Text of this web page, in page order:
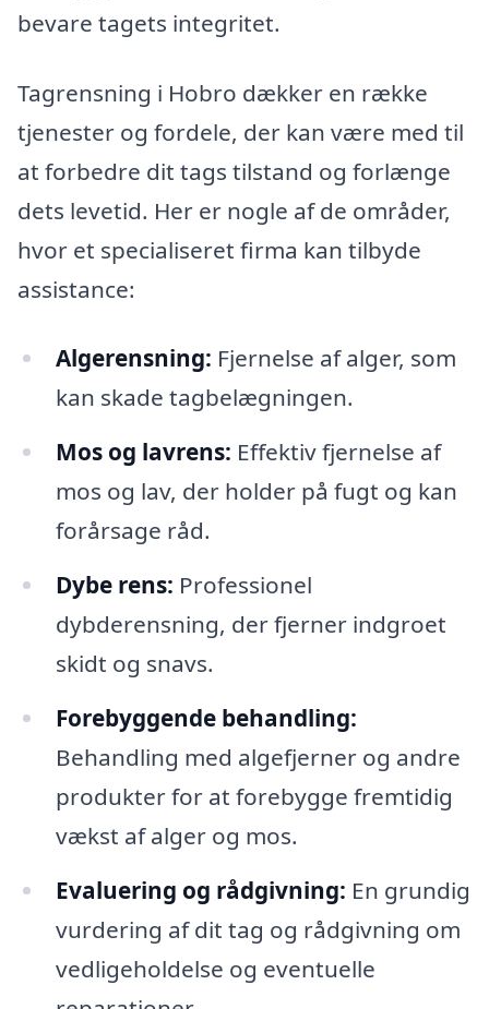
bevare tagets integritet.
Tagrensning i Hobro dækker en række
tjenester og fordele, der kan være med til
at forbedre dit tags tilstand og forlænge
dets levetid. Her er nogle af de områder,
hvor et specialiseret firma kan tilbyde
assistance:
Algerensning: Fjernelse af alger, som
kan skade tagbelægningen.
Mos og lavrens: Effektiv fjernelse af
mos og lav, der holder på fugt og kan
forårsage råd.
Dybe rens: Professionel
dybderensning, der fjerner indgroet
skidt og snavs.
Forebyggende behandling:
Behandling med algefjerner og andre
produkter for at forebygge fremtidig
vækst af alger og mos.
Evaluering og rådgivning: En grundig
vurdering af dit tag og rådgivning om
vedligeholdelse og eventuelle